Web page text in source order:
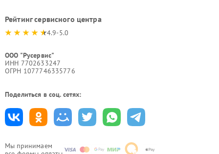
Мы принимаем
Рейтинг сервисного центра
4.9-5.0
ООО "Русервис"
ИНН 7702633247
ОГРН 1077746335776
Поделиться в соц. сетях: